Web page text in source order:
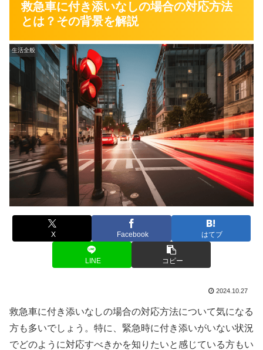
救急車に付き添いなしの場合の対応方法
とは？その背景を解説
生活全般
X Facebook はてブ
LINE コピー
2024.10.27
救急車に付き添いなしの場合の対応方法について気になる
方も多いでしょう。特に、緊急時に付き添いがいない状況
でどのように対応すべきかを知りたいと感じている方もい